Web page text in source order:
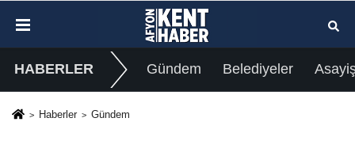
HABERLER Gündem Belediyeler
Haberler Gündem